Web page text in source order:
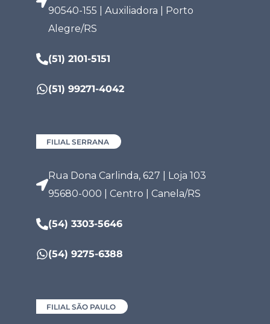
90540-155 | Auxiliadora | Porto
Alegre/RS
(51) 2101-5151
(51) 99271-4042
FILIAL SERRANA
Rua Dona Carlinda, 627 | Loja 103
95680-000 | Centro | Canela/RS
(54) 3303-5646
(54) 9275-6388
FILIAL SÃO PAULO